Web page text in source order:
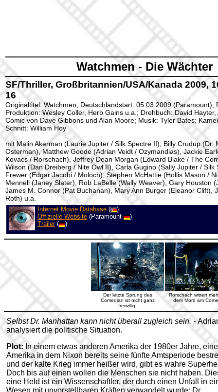
Watchmen - Die Wächter
SF/Thriller, Großbritannien/USA/Kanada 2009,
16
Originaltitel: Watchmen; Deutschlandstart: 05.03.2009 (Paramount);
Produktion: Wesley Coller, Herb Gains u.a.; Drehbuch: David Hayter,
Comic von Dave Gibbons und Alan Moore; Musik: Tyler Bates;
Schnitt: William Hoy
mit Malin Akerman (Laurie Jupiter / Silk Spectre II), Billy Crudup (Dr.
Osterman), Matthew Goode (Adrian Veidt / Ozymandias), Jackie
Kovacs / Rorschach), Jeffrey Dean Morgan (Edward Blake / The
Wilson (Dan Dreiberg / Nite Owl II), Carla Gugino (Sally Jupiter / Silk
Frewer (Edgar Jacobi / Moloch), Stephen McHattie (Hollis Mason /
Mennell (Janey Slater), Rob LaBelle (Wally Weaver), Gary Houston
James M. Connor (Pat Buchanan), Mary Ann Burger (Eleanor Clift),
Roth) u.a.
Internet Movie Database (
)
Offizielle Website (Paramount
)
Trailer( )
Der letzte Sprung des
Comedian ist nicht ganz
freiwillig.
Rorschach wittert
dem Mord am
Selbst Dr. Manhattan kann nicht überall zugleich sein. -
analysiert die politische Situation.
Plot: In einem etwas anderen Amerika der 1980er Jahre,
Amerika in dem Nixon bereits seine fünfte Amtsperiode
und der kalte Krieg immer heißer wird, gibt es wahre
Doch bis auf einen wollen die Menschen sie nicht haben.
eine Held ist ein Wissenschaftler, der durch einen Unfall in
Wesen mit unvorstellbaren Kräften verwandelt wurde: Dr.